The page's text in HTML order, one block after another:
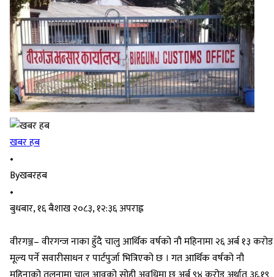
खबर हब
•
Byखबरहब
•
बुधबार, १६ बैशाख २०८३, १२:३६ अपराह्न
वीरगञ्ज– वीरगन्ज नाका हुँदै चालु आर्थिक वर्षको नौ महिनामा २६ अर्ब १३ करोड
मूल्य पर्ने सवारीसाधन र पार्टपुर्जा भित्रिएको छ । गत आर्थिक वर्षको नौ